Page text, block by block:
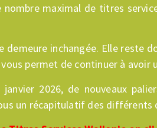
nombre maximal de titres
demeure inchangée. Elle reste
vous permet de continuer à
2026, de nouveaux
un récapitulatif des